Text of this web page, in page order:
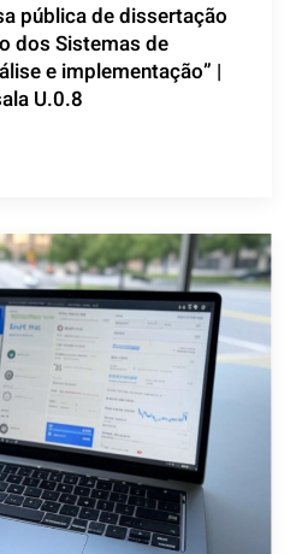
pública de dissertação
dos Sistemas de
e implementação” |
U.0.8